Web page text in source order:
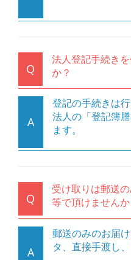
Q
法人登記手続き
か？
A
登記の手続きは
法人の「登記簿
ます。
Q
受け取りは郵送
等で頂けませんか
A
郵送のみのお届
タ、直接手渡し